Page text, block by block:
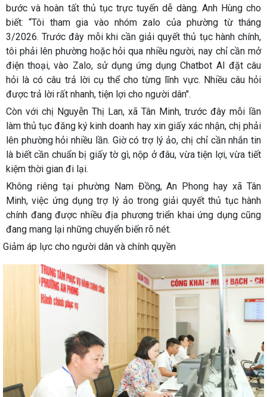
bước và hoàn tất thủ tục trực tuyến dễ dàng. Anh Hùng cho
biết: “Tôi tham gia vào nhóm zalo của phường từ tháng
3/2026. Trước đây mỗi khi cần giải quyết thủ tục hành chính,
tôi phải lên phường hoặc hỏi qua nhiều người, nay chỉ cần mở
điện thoại, vào Zalo, sử dụng ứng dụng Chatbot AI đặt câu
hỏi là có câu trả lời cụ thể cho từng lĩnh vực. Nhiều câu hỏi
được trả lời rất nhanh, tiện lợi cho người dân".
Còn với chị Nguyễn Thị Lan, xã Tân Minh, trước đây mỗi lần
làm thủ tục đăng ký kinh doanh hay xin giấy xác nhận, chị phải
lên phường hỏi nhiều lần. Giờ có trợ lý ảo, chị chỉ cần nhắn tin
là biết cần chuẩn bị giấy tờ gì, nộp ở đâu, vừa tiện lợi, vừa tiết
kiệm thời gian đi lại.
Không riêng tại phường Nam Đồng, An Phong hay xã Tân
Minh, việc ứng dụng trợ lý ảo trong giải quyết thủ tục hành
chính đang được nhiều địa phương triển khai ứng dụng cũng
đang mang lại những chuyển biến rõ nét.
Giảm áp lực cho người dân và chính quyền